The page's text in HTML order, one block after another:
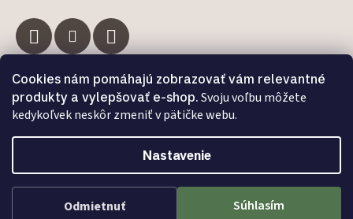
Cookies nám pomáhajú zobrazovať vám relevantné
produkty a vylepšovať e-shop. Svoju voľbu môžete
kedykoľvek neskôr zmeniť v pätičke webu.
Nastavenie
Odmietnuť Súhlasím
Facebook
Vytvoril Shoptet Premium a Adatelier
Copyright 2026Bamboo.sk . Všetky práva vyhradené.